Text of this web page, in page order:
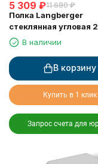
5 309 ₽11 680 ₽
Полка Langberger
стеклянная угловая
11351FВ наличии
В корзину
Купить в 1 клик
Запрос счета для